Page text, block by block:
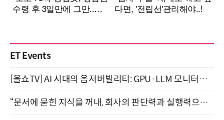
ET Events
[올쇼TV] AI 시대의 옵저버빌리티: GPU·LLM 모니터링부터 AI 기반 장애 대응까지 (8/11 생방송)
“문서에 묻힌 지식을 꺼내, 회사의 판단력과 실행력으로 바꾸다” (8/20)